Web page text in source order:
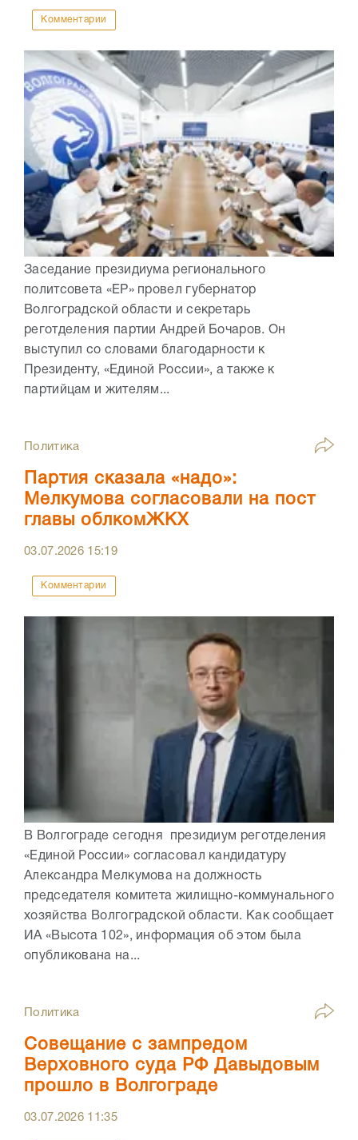
Комментарии
Заседание президиума регионального
политсовета «ЕР» провел губернатор
Волгоградской области и секретарь
реготделения партии Андрей Бочаров. Он
выступил со словами благодарности к
Президенту, «Единой России», а также к
партийцам и жителям...
Политика
Партия сказала «надо»:
Мелкумова согласовали на пост
главы облкомЖКХ
03.07.2026 15:19
Комментарии
В Волгограде сегодня президиум реготделения
«Единой России» согласовал кандидатуру
Александра Мелкумова на должность
председателя комитета жилищно-коммунального
хозяйства Волгоградской области. Как сообщает
ИА «Высота 102», информация об этом была
опубликована на...
Политика
Совещание с зампредом
Верховного суда РФ Давыдовым
прошло в Волгограде
03.07.2026 11:35